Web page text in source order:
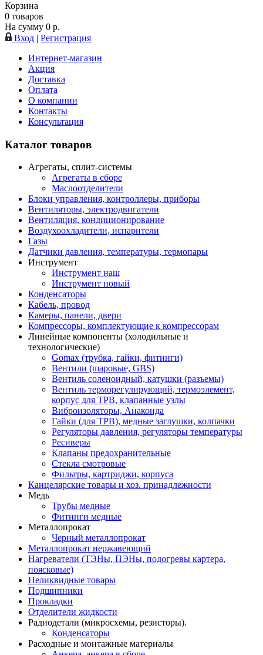
Корзина
0 товаров
На сумму 0 р.
Вход | Регистрация
Интернет-магазин
Акция
Доставка
Оплата
О компании
Контакты
Консультация
Каталог товаров
Агрегаты, сплит-системы
Агрегаты в сборе
Маслоотделители
Блоки управления, контроллеры, приборы
Вентиляторы, электродвигатели
Вентиляция, кондиционирование
Воздухоохладители, испарители
Газы
Датчики давления, температуры, термопары
Инструмент
Инструмент наш
Инструмент новый
Конденсаторы
Кабель, провод
Камеры, панели, двери
Компрессоры, комплектующие к компрессорам
Линейные компоненты (холодильные и
технологические)
Gomax (трубка, гайки, фитинги)
Вентили (шаровые, GBS)
Вентиль соленоидный, катушки (разъемы)
Вентиль терморегулирующий, термоэлемент,
корпус для ТРВ, клапанные узлы
Виброизоляторы, Анаконда
Гайки (для ТРВ), медные заглушки, колпачки
Регуляторы давления, регуляторы температуры
Ресиверы
Клапаны предохранительные
Стекла смотровые
Фильтры, картриджи, корпуса
Канцелярские товары и хоз. принадлежности
Медь
Трубы медные
Фитинги медные
Металлопрокат
Черный металлопрокат
Металлопрокат нержавеющий
Нагреватели (ТЭНы, ПЭНы, подогревы картера,
поясковые)
Неликвидные товары
Подшипники
Прокладки
Отделители жидкости
Радиодетали (микросхемы, резисторы).
Конденсаторы
Расходные и монтажные материалы